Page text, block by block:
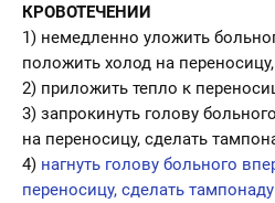
КРОВОТЕЧЕНИИ
1) немедленно уложить
положить холод на
2) приложить тепло к
3) запрокинуть голову
на переносицу, сделать
4) нагнуть голову больного
переносицу, сделать